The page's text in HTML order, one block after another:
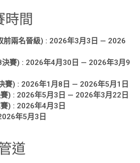
時間
前兩名晉級) : 2026年3月3日 — 2026
賽) : 2026年4月30日 — 2026年3月9
賽) : 2026年1月8日 — 2026年5月1日
) : 2026年5月3日 — 2026年3月22日
) : 2026年4月3日
年5月3日
道